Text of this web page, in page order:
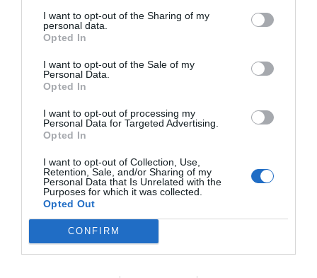
I want to opt-out of the Sharing of my
personal data.
Opted In
I want to opt-out of the Sale of my
Personal Data.
Opted In
I want to opt-out of processing my
Personal Data for Targeted Advertising.
Opted In
I want to opt-out of Collection, Use,
Retention, Sale, and/or Sharing of my
Personal Data that Is Unrelated with the
Purposes for which it was collected.
Opted Out
CONFIRM
UNA IDEA, UNA EMPRESA
Futura Space, el món virtual
16 de desembre de 2021
Anterior